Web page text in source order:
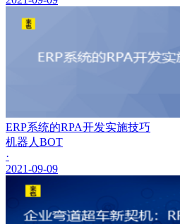
ERP系统的RPA开发实施技巧
机器人BOT
·
2021-09-09